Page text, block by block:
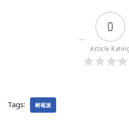
0
Article
Tags: 树莓派